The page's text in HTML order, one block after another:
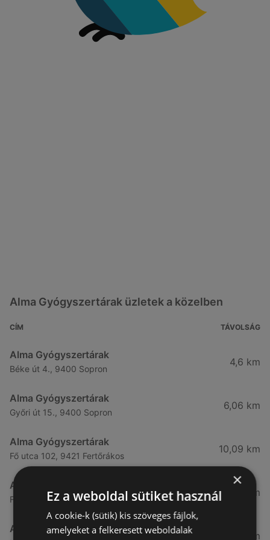
Alma Gyógyszertárak üzletek a közelben
CÍM TÁVOLSÁG
Alma Gyógyszertárak
Béke út 4., 9400 Sopron
4,6 km
Alma Gyógyszertárak
Győri út 15., 9400 Sopron
6,06 km
Alma Gyógyszertárak
Fő utca 102, 9421 Fertőrákos
10,09 km
Alma Gyógyszertárak
Fő Utca 102., 9421 Sopron
10,27 km
Alma Gyógyszertárak
21,83 km
×
Ez a weboldal sütiket használ
A cookie-k (sütik) kis szöveges fájlok,
amelyeket a felkeresett weboldalak